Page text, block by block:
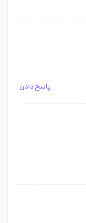
پاسخ دادن